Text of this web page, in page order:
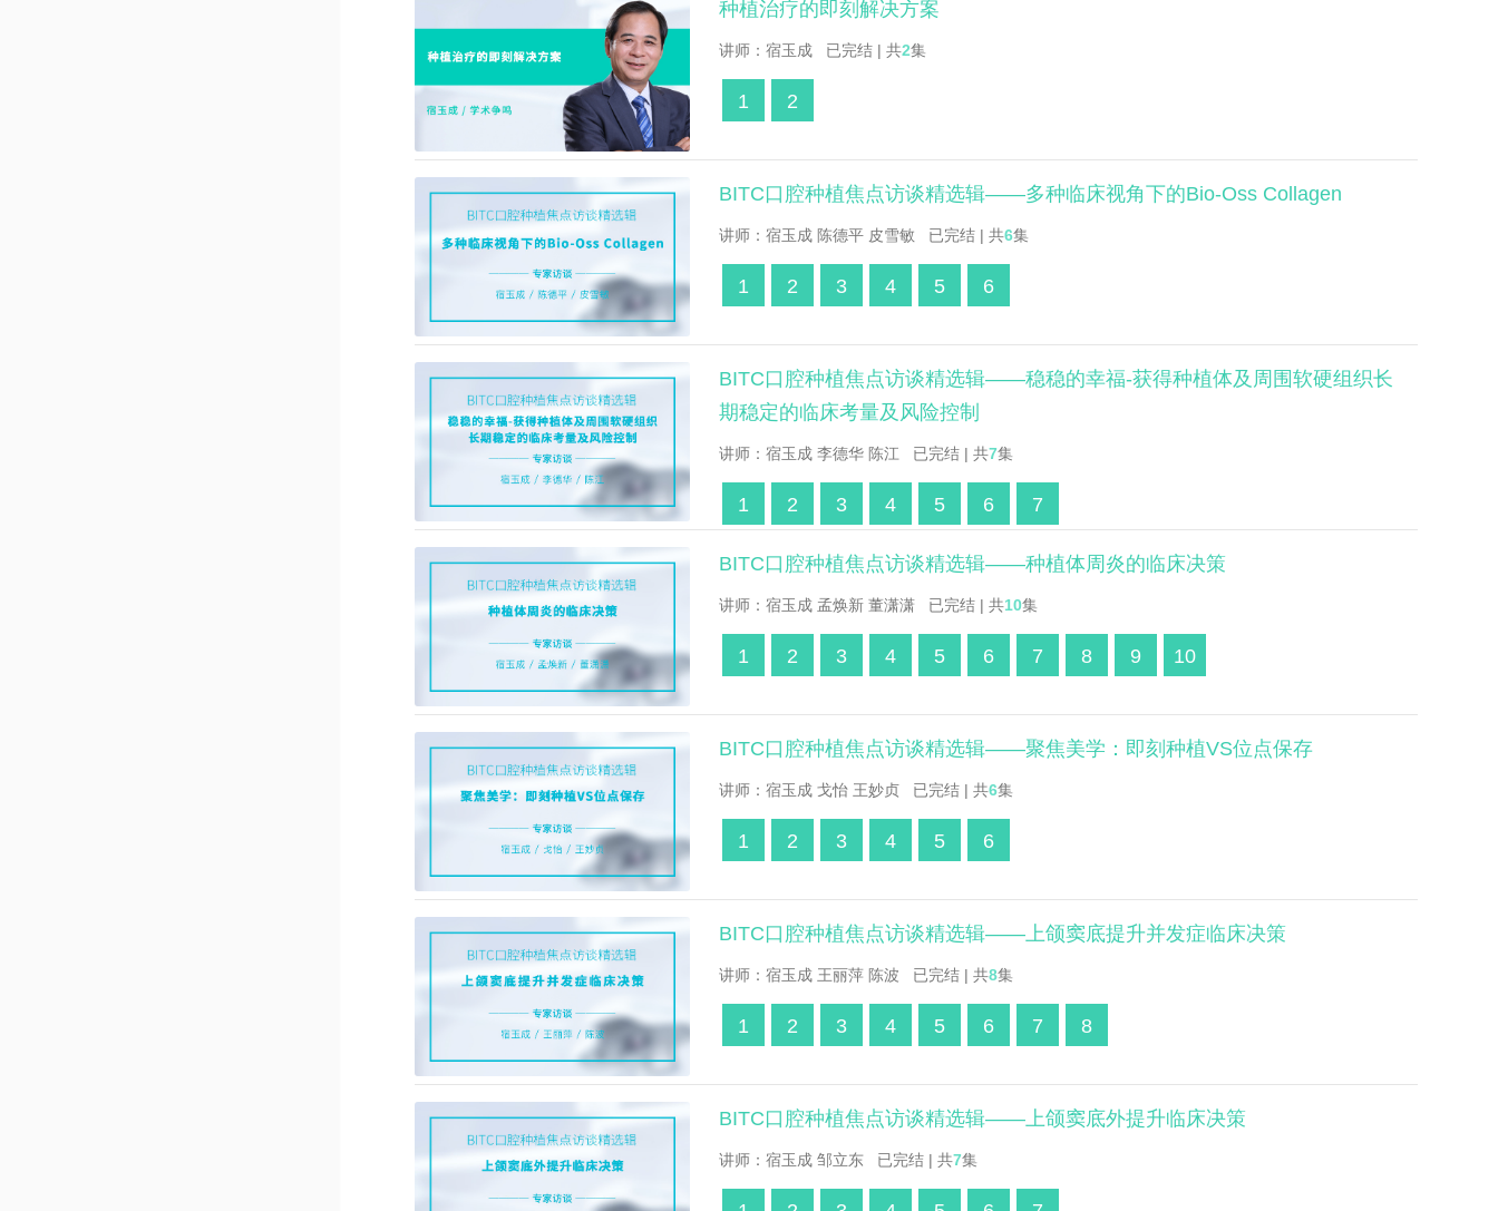
种植治疗的即刻解决方案
讲师：宿玉成 已完结 | 共2集
1 2
BITC口腔种植焦点访谈精选辑——多种临床视角下的Bio-Oss Collagen
讲师：宿玉成 陈德平 皮雪敏 已完结 | 共6集
1 2 3 4 5 6
BITC口腔种植焦点访谈精选辑——稳稳的幸福-获得种植体及周围软硬组织长
期稳定的临床考量及风险控制
讲师：宿玉成 李德华 陈江 已完结 | 共7集
1 2 3 4 5 6 7
BITC口腔种植焦点访谈精选辑——种植体周炎的临床决策
讲师：宿玉成 孟焕新 董潇潇 已完结 | 共10集
1 2 3 4 5 6 7 8 9 10
BITC口腔种植焦点访谈精选辑——聚焦美学：即刻种植VS位点保存
讲师：宿玉成 戈怡 王妙贞 已完结 | 共6集
1 2 3 4 5 6
BITC口腔种植焦点访谈精选辑——上颌窦底提升并发症临床决策
讲师：宿玉成 王丽萍 陈波 已完结 | 共8集
1 2 3 4 5 6 7 8
BITC口腔种植焦点访谈精选辑——上颌窦底外提升临床决策
讲师：宿玉成 邹立东 已完结 | 共7集